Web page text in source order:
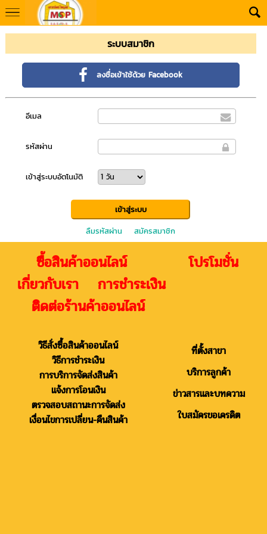
ระบบสมาชิก
ลงชื่อเข้าใช้ด้วย Facebook
อีเมล
รหัสผ่าน
เข้าสู่ระบบอัตโนมัติ
ลืมรหัสผ่าน สมัครสมาชิก
ซื้อสินค้าออนไลน์ โปรโมชั่น
เกี่ยวกับเรา การชำระเงิน
ติดต่อร้านค้าออนไลน์
วิธีสั่งซื้อสินค้าออนไลน์
วิธีการชำระเงิน
การบริการจัดส่งสินค้า
แจ้งการโอนเงิน
ตรวจสอบสถานะการจัดส่ง
เงื่อนไขการเปลี่ยน-คืนสินค้า
ที่ตั้งสาขา
บริการลูกค้า
ข่าวสารและบทความ
ใบสมัครขอเครดิต